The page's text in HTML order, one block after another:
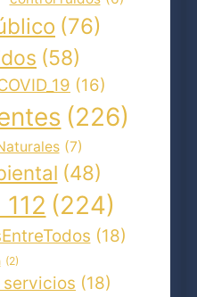
(76)
(58)
(16)
(226)
(7)
(48)
(224)
(18)
(2)
(18)